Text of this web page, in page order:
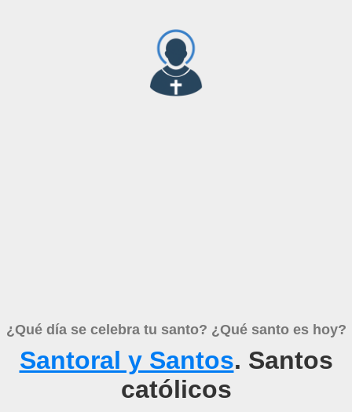
¿Qué día se celebra tu santo? ¿Qué santo es hoy?
Santoral y Santos. Santos
católicos